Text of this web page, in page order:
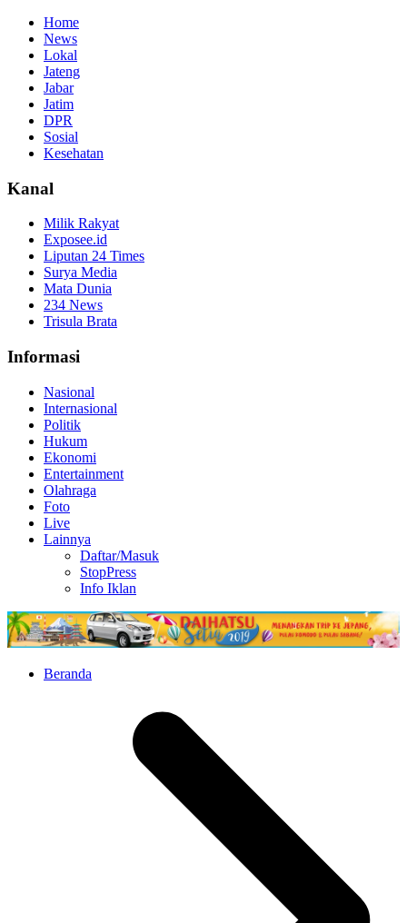
Home
News
Lokal
Jateng
Jabar
Jatim
DPR
Sosial
Kesehatan
Kanal
Milik Rakyat
Exposee.id
Liputan 24 Times
Surya Media
Mata Dunia
234 News
Trisula Brata
Informasi
Nasional
Internasional
Politik
Hukum
Ekonomi
Entertainment
Olahraga
Foto
Live
Lainnya
Daftar/Masuk
StopPress
Info Iklan
Beranda